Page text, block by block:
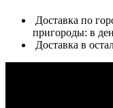
Доставка по
пригороды: в
Доставка в